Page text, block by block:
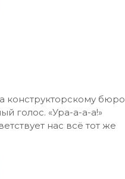
конструкторскому бюро
голос. «Ура-а-а-а!»
нас всё тот же